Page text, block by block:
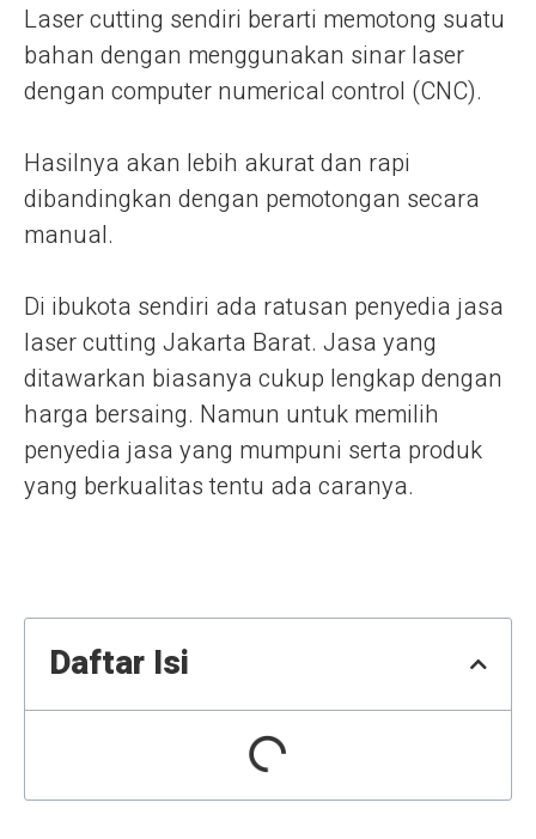
Laser cutting sendiri berarti memotong suatu
bahan dengan menggunakan sinar laser
dengan computer numerical control (CNC).
Hasilnya akan lebih akurat dan rapi
dibandingkan dengan pemotongan secara
manual.
Di ibukota sendiri ada ratusan penyedia jasa
laser cutting Jakarta Barat. Jasa yang
ditawarkan biasanya cukup lengkap dengan
harga bersaing. Namun untuk memilih
penyedia jasa yang mumpuni serta produk
yang berkualitas tentu ada caranya.
Daftar Isi